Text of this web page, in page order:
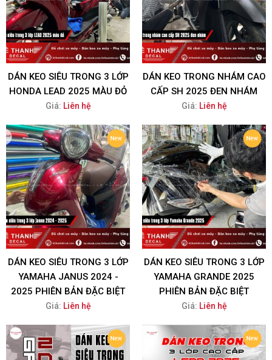
DÁN KEO SIÊU TRONG 3 LỚP
HONDA LEAD 2025 MÀU ĐỎ
Giá: Liên hệ
DÁN KEO TRONG NHÁM CAO
CẤP SH 2025 ĐEN NHÁM
Giá: Liên hệ
DÁN KEO SIÊU TRONG 3 LỚP
YAMAHA JANUS 2024 -
2025 PHIÊN BẢN ĐẶC BIỆT
Giá: Liên hệ
DÁN KEO SIÊU TRONG 3 LỚP
YAMAHA GRANDE 2025
PHIÊN BẢN ĐẶC BIỆT
Giá: Liên hệ